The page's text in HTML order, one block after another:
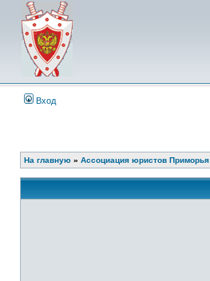
Вход
На главную » Ассоциация юристов Приморья